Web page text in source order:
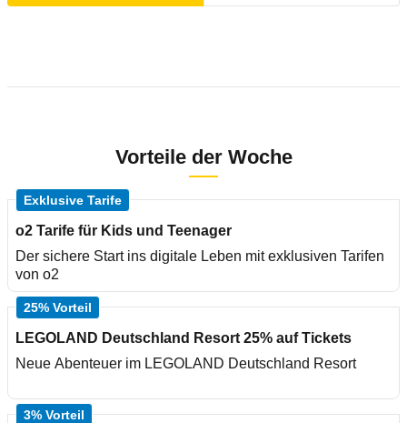
Vorteile der Woche
Exklusive Tarife
o2 Tarife für Kids und Teenager
Der sichere Start ins digitale Leben mit exklusiven Tarifen
von o2
25% Vorteil
LEGOLAND Deutschland Resort 25% auf Tickets
Neue Abenteuer im LEGOLAND Deutschland Resort
3% Vorteil